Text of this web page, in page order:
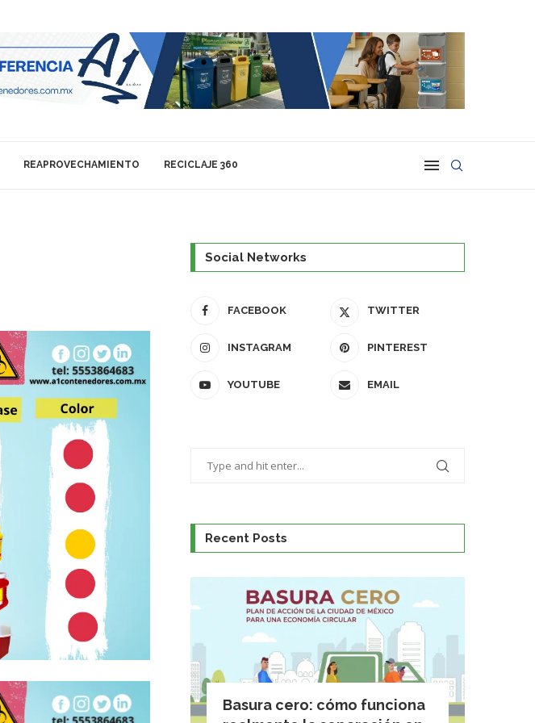
REAPROVECHAMIENTO RECICLAJE 360
Social Networks
FACEBOOK TWITTER
INSTAGRAM PINTEREST
YOUTUBE EMAIL
Recent Posts
Basura cero: cómo funciona